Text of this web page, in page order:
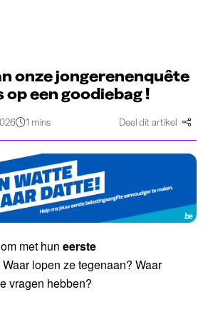
onze jongerenenquête
op een goodiebag !
1 mins Deel dit artikel
met hun eerste
Waar lopen ze tegenaan? Waar
vragen hebben?